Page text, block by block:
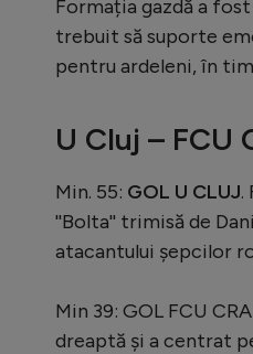
Formația gazdă a
trebuit să suporte
pentru ardeleni, în
U Cluj – FCU
Min. 55: GOL U CLUJ.
''Bolta'' trimisă de
atacantului șepcilor
Min 39: GOL FCU
dreaptă și a centrat